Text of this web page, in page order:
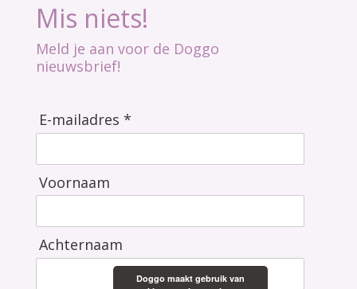
Mis niets!
Meld je aan voor de Doggo
nieuwsbrief!
E-mailadres *
Voornaam
Achternaam
Doggo maakt gebruik van